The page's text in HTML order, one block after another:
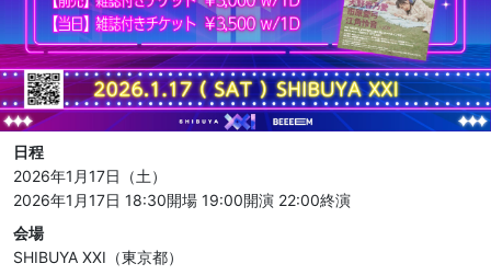
日程
2026年1月17日（土）
2026年1月17日 18:30開場 19:00開演 22:00終演
会場
SHIBUYA XXI（東京都）